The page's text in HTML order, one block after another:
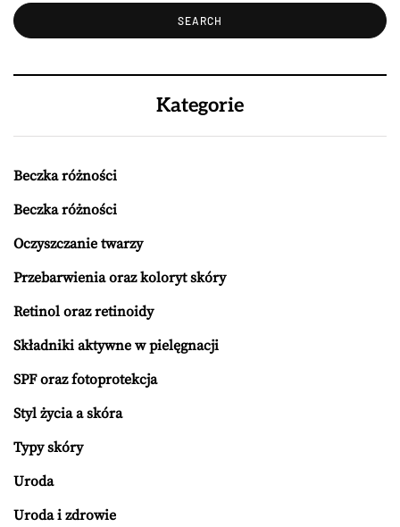
Kategorie
Beczka różności
Beczka różności
Oczyszczanie twarzy
Przebarwienia oraz koloryt skóry
Retinol oraz retinoidy
Składniki aktywne w pielęgnacji
SPF oraz fotoprotekcja
Styl życia a skóra
Typy skóry
Uroda
Uroda i zdrowie